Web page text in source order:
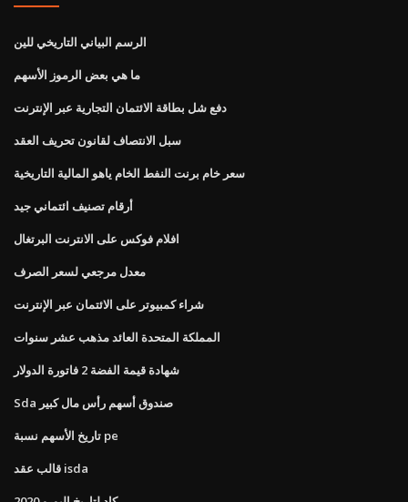
الرسم البياني التاريخي للين
ما هي بعض الرموز الأسهم
دفع شل بطاقة الائتمان التجارية عبر الإنترنت
سبل الانتصاف لقانون تحريف العقد
سعر خام برنت النفط الخام ياهو المالية التاريخية
أرقام تصنيف ائتماني جيد
افلام فوكس على الانترنت البرتغال
معدل مرجعي لسعر الصرف
شراء كمبيوتر على الائتمان عبر الإنترنت
المملكة المتحدة العائد مذهب عشر سنوات
شهادة قيمة الفضة 2 فاتورة الدولار
Sda صندوق أسهم رأس مال كبير
تاريخ الأسهم نسبة pe
قالب عقد isda